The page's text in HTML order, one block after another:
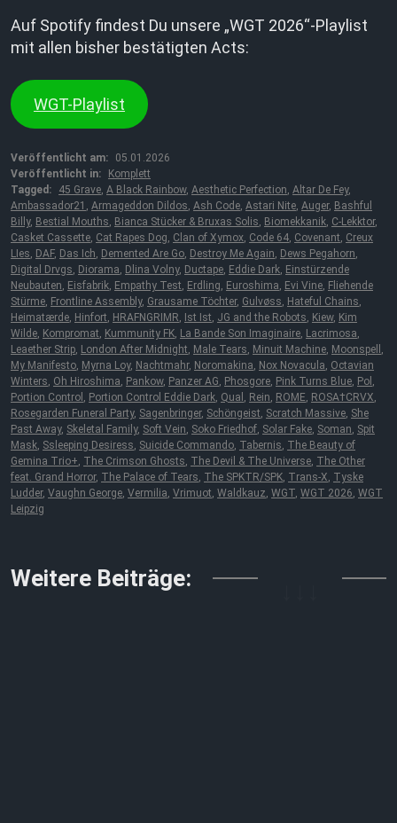
Auf Spotify findest Du unsere „WGT 2026“-Playlist
mit allen bisher bestätigten Acts:
WGT-Playlist
Veröffentlicht am:
05.01.2026
Veröffentlicht in:
Komplett
Tagged:
45 Grave, A Black Rainbow, Aesthetic Perfection, Altar De Fey,
Ambassador21 , Armageddon Dildos, Ash Code, Astari Nite, Auger, Bashful
Billy, Bestial Mouths, Bianca Stücker & Bruxas Solis, Biomekkanik, C-Lekktor,
Casket Cassette, Cat Rapes Dog, Clan of Xymox, Code 64, Covenant, Creux
LIes, DAF, Das Ich, Demented Are Go, Destroy Me Again, Dews Pegahorn,
Digital Drvgs, Diorama, Dlina Volny, Ductape, Eddie Dark, Einstürzende
Neubauten, Eisfabrik, Empathy Test, Erdling, Euroshima, Evi Vine, Fliehende
Stürme, Frontline Assembly, Grausame Töchter, Gulvøss, Hateful Chains,
Heimatærde, Hinfort, HRAFNGRIMR, Ist Ist, JG and the Robots, Kiew, Kim
Wilde, Kompromat, Kummunity FK, La Bande Son Imaginaire, Lacrimosa,
Leaether Strip, London After Midnight, Male Tears, Minuit Machine, Moonspell ,
My Manifesto, Myrna Loy, Nachtmahr, Noromakina, Nox Novacula, Octavian
Winters, Oh Hiroshima, Pankow, Panzer AG, Phosgore, Pink Turns Blue, Pol ,
Portion Control , Portion Control Eddie Dark, Qual , Rein, ROME, ROSA†CRVX,
Rosegarden Funeral Party, Sagenbringer, Schöngeist, Scratch Massive, She
Past Away, Skeletal Family, Soft Vein, Soko Friedhof, Solar Fake, Soman, Spit
Mask, Ssleeping Desiress, Suicide Commando, Tabernis, The Beauty of
Gemina Trio+, The Crimson Ghosts, The Devil & The Universe, The Other
feat. Grand Horror, The Palace of Tears, The SPKTR/SPK, Trans-X, Tyske
Ludder, Vaughn George, Vermilia, Vrimuot, Waldkauz, WGT, WGT 2026, WGT
Leipzig
Weitere Beiträge: